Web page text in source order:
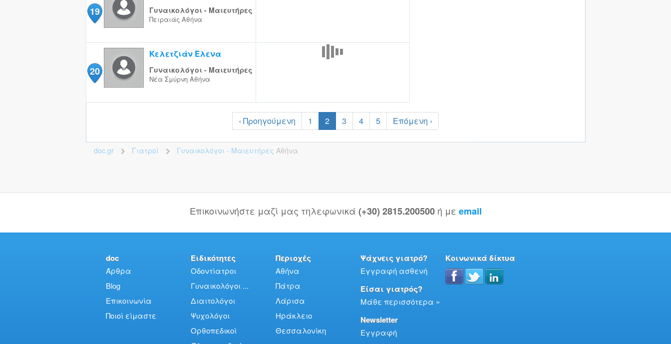
19 Γυναικολόγοι - Μαιευτήρες
Πειραιάς Αθήνα
20
Κελετζιάν Έλενα
Γυναικολόγοι - Μαιευτήρες
Νέα Σμύρνη Αθήνα
‹ Προηγούμενη 1 2 3 4 5 Επόμενη ›
doc.gr >Γιατροί >Γυναικολόγοι - Μαιευτήρες Αθήνα
Επικοινωνήστε μαζί μας τηλεφωνικά (+30) 2815.200500 ή με email
doc
Άρθρα
Blog
Επικοινωνία
Ποιοί είμαστε
Ειδικότητες
Οδοντίατροι
Γυναικολόγοι ...
Διαιτολόγοι
Ψυχολόγοι
Ορθοπεδικοί
Περιοχές
Αθήνα
Πάτρα
Λάρισα
Ηράκλειο
Θεσσαλονίκη
Ψάχνεις γιατρό?
Εγγραφή ασθενή
Είσαι γιατρός?
Μάθε περισσότερα »
Newsletter
Εγγραφή
Κοινωνικά δίκτυα